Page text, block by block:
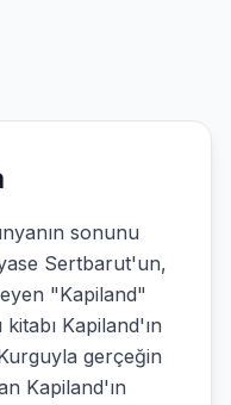
sonunu
Sertbarut'un,
"Kapiland"
Kapiland'ın
gerçeğin
Kapiland'ın